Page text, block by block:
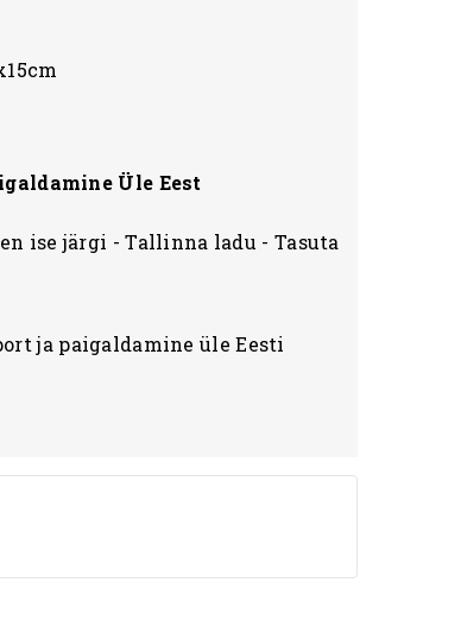
Üle Eest
ise järgi - Tallinna ladu - Tasuta
ja paigaldamine üle Eesti